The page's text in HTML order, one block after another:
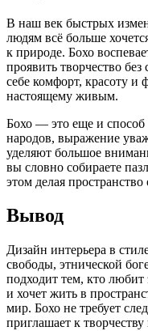
В наш век быстрых
людям всё больше
к природе. Бохо
проявить творчество
себе комфорт, красоту и
настоящему живым.
Бохо — это еще и
народов, выражение
уделяют большое
вы словно собираете
этом делая
Вывод
Дизайн интерьера в
свободы, этнической
подходит тем, кто любит
и хочет жить в
мир. Бохо не требует
приглашает к